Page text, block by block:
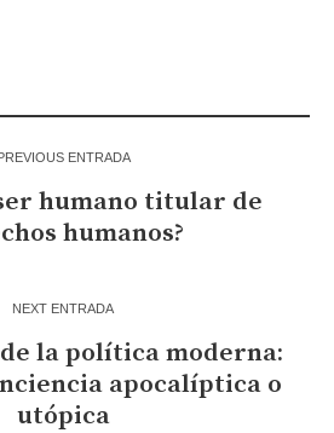
ENTRADA
humano titular de
humanos?
NEXT ENTRADA
la política moderna:
apocalíptica o
utópica